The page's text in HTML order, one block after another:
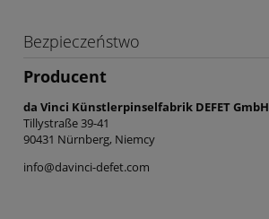
Bezpieczeństwo
Producent
da Vinci Künstlerpinselfabrik DEFET GmbH
Tillystraße 39-41
90431 Nürnberg, Niemcy
info@davinci-defet.com